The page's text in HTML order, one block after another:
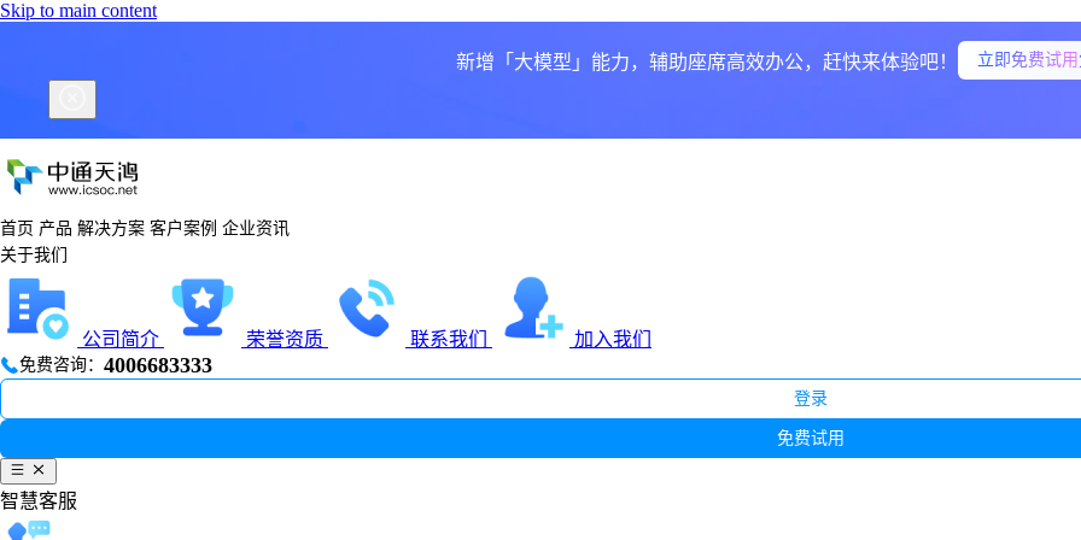
Skip to main content
新增「大模型」能力，辅助座席高效办公，赶快来体验吧！ 立即免费试用
首页 产品 解决方案 客户案例 企业资讯
关于我们
公司简介 荣誉资质 联系我们 加入我们
免费咨询： 4006683333
登录
免费试用
智慧客服